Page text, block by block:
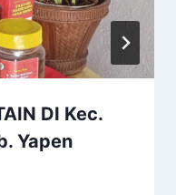
DI Kec.
Yapen